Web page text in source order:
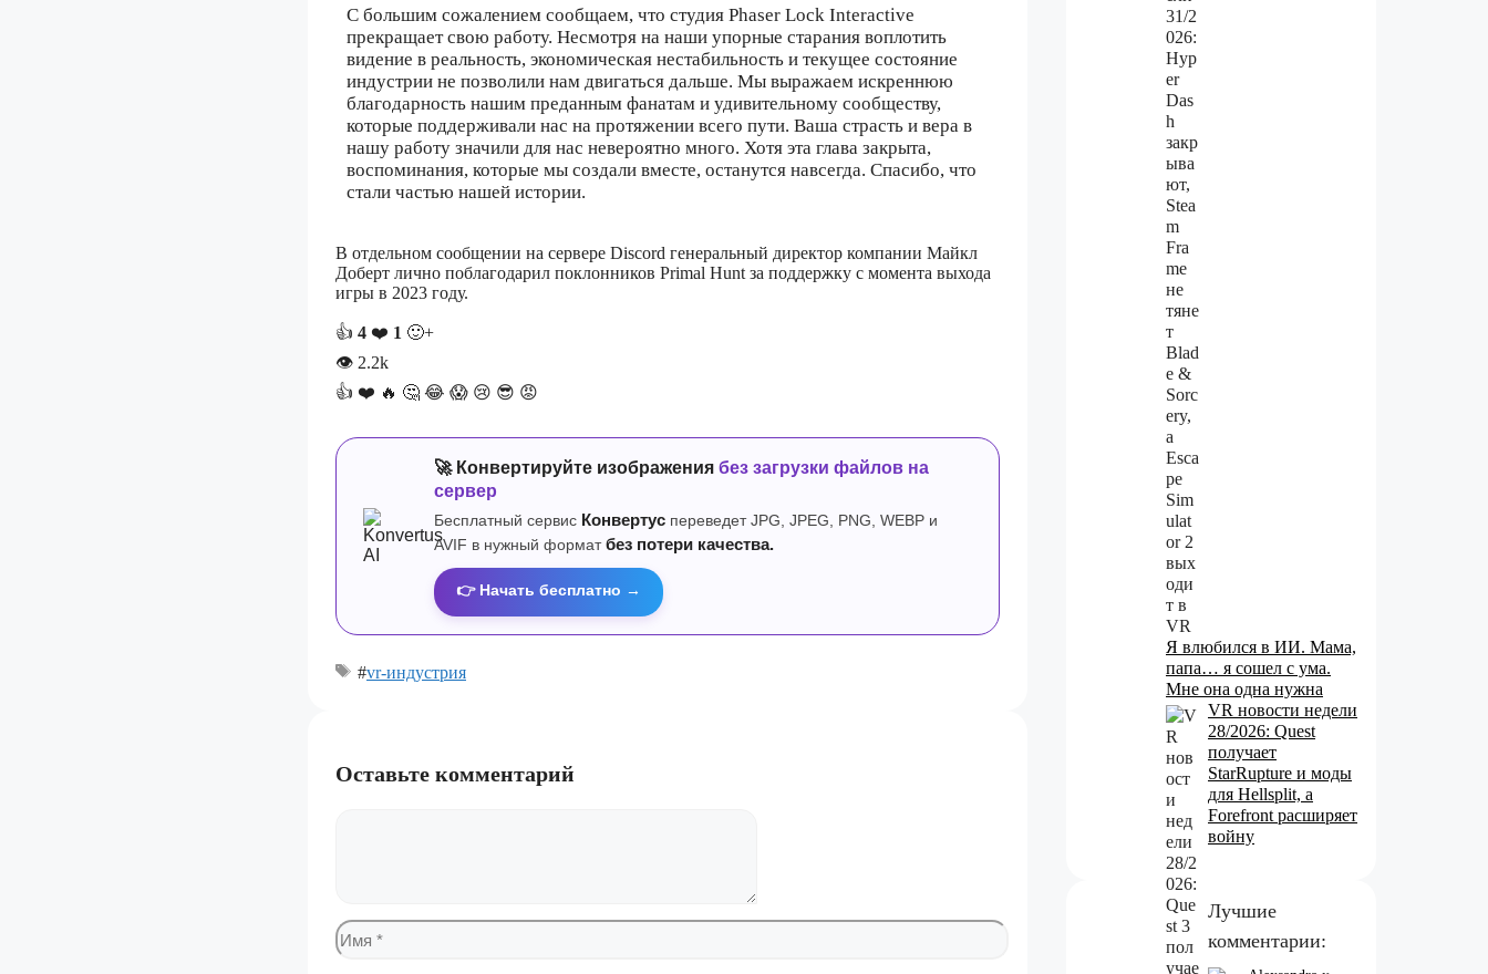
С большим сожалением сообщаем, что студия Phaser Lock Interactive
прекращает свою работу. Несмотря на наши упорные старания воплотить
видение в реальность, экономическая нестабильность и текущее состояние
индустрии не позволили нам двигаться дальше. Мы выражаем искреннюю
благодарность нашим преданным фанатам и удивительному сообществу,
которые поддерживали нас на протяжении всего пути. Ваша страсть и вера в
нашу работу значили для нас невероятно много. Хотя эта глава закрыта,
воспоминания, которые мы создали вместе, останутся навсегда. Спасибо, что
стали частью нашей истории.
В отдельном сообщении на сервере Discord генеральный директор компании Майкл
Доберт лично поблагодарил поклонников Primal Hunt за поддержку с момента выхода
игры в 2023 году.
👍 4 ❤️ 1 🙂+
👁 2.2k
👍 ❤️ 🔥 🤔 😂 😱 😢 😎 😡
🚀 Конвертируйте изображения без загрузки файлов на
сервер
Бесплатный сервис Конвертус переведет JPG, JPEG, PNG, WEBP и
AVIF в нужный формат без потери качества.
👉 Начать бесплатно →
#vr-индустрия
Оставьте комментарий
Имя
Я влюбился в ИИ. Мама,
папа… я сошел с ума.
Мне она одна нужна
VR новости недели
28/2026: Quest
получает
StarRupture и моды
для Hellsplit, а
Forefront расширяет
войну
Лучшие
комментарии: